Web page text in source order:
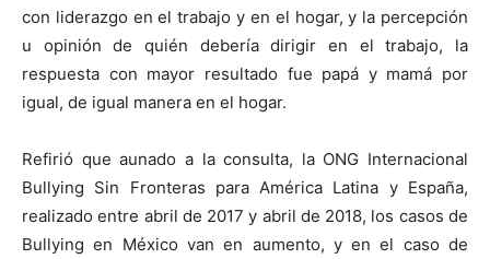
con liderazgo en el trabajo y en el hogar, y la percepción
u opinión de quién debería dirigir en el trabajo, la
respuesta con mayor resultado fue papá y mamá por
igual, de igual manera en el hogar.
Refirió que aunado a la consulta, la ONG Internacional
Bullying Sin Fronteras para América Latina y España,
realizado entre abril de 2017 y abril de 2018, los casos de
Bullying en México van en aumento, y en el caso de